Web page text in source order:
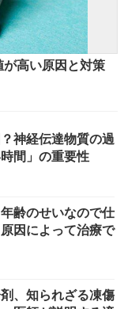
高い原因と対策
神経伝達物質の過
間」の重要性
齢のせいなので仕
因によって治療で
、知られざる凍傷